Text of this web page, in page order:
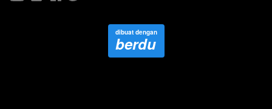
dibuat dengan
berdu